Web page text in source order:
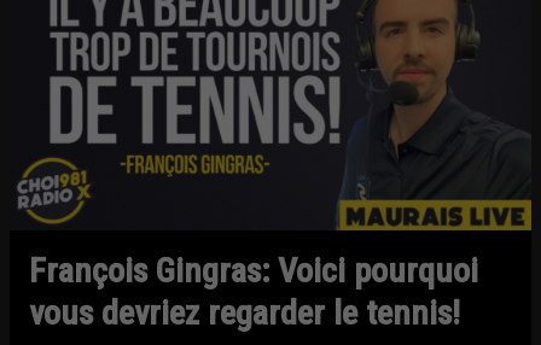
François Gingras: Voici pourquoi
vous devriez regarder le tennis!